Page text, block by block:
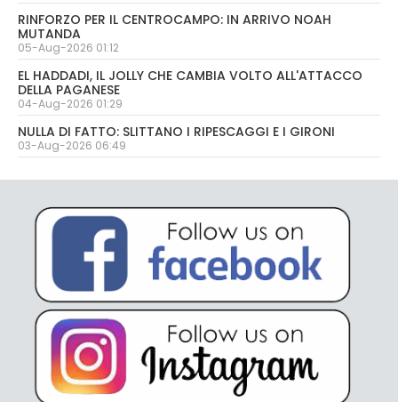
RINFORZO PER IL CENTROCAMPO: IN ARRIVO NOAH
MUTANDA
05-Aug-2026 01:12
EL HADDADI, IL JOLLY CHE CAMBIA VOLTO ALL'ATTACCO
DELLA PAGANESE
04-Aug-2026 01:29
NULLA DI FATTO: SLITTANO I RIPESCAGGI E I GIRONI
03-Aug-2026 06:49